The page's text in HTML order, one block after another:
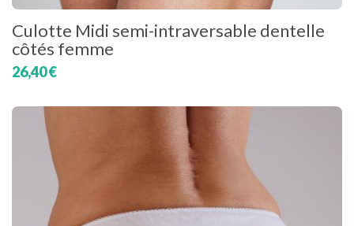
Culotte Midi semi-intraversable dentelle
côtés femme
26,40 €